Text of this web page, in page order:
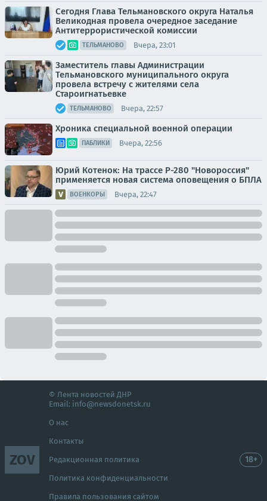
Сегодня Глава Тельмановского округа Наталья
Великодная провела очередное заседание
Антитеррористической комиссии
ТЕЛЬМАНОВО Вчера, 23:01
Заместитель главы Администрации
Тельмановского муниципального округа
провела встречу с жителями села
Староигнатьевке
ТЕЛЬМАНОВО Вчера, 22:57
Хроника специальной военной операции
ПАБЛИКИ Вчера, 22:56
Юрий Котенок: На трассе Р-280 "Новороссия"
применяется новая система оповещения о БПЛА
ВОЕНКОРЫ Вчера, 22:47
ZOV
© Лента новостей ДНР
Email: info@newsdonetsk.ru
О нас
Контакты
Редакционная политика
Политика конфиденциальности
Правила пользования сайтом
18+